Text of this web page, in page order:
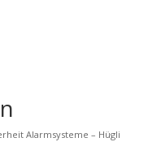
Alarmsysteme – Hügli